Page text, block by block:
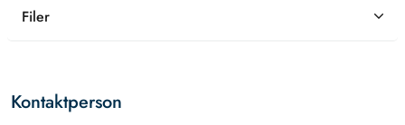
Filer
Kontaktperson